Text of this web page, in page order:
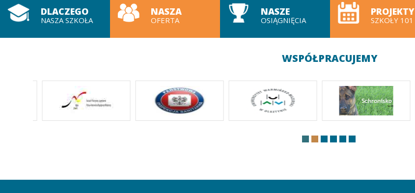
DLACZEGO
NASZA SZKOŁA
NASZA
OFERTA
NASZE
OSIĄGNIĘCIA
PROJEKTY
SZKOŁY 101
WSPÓŁPRACUJEMY